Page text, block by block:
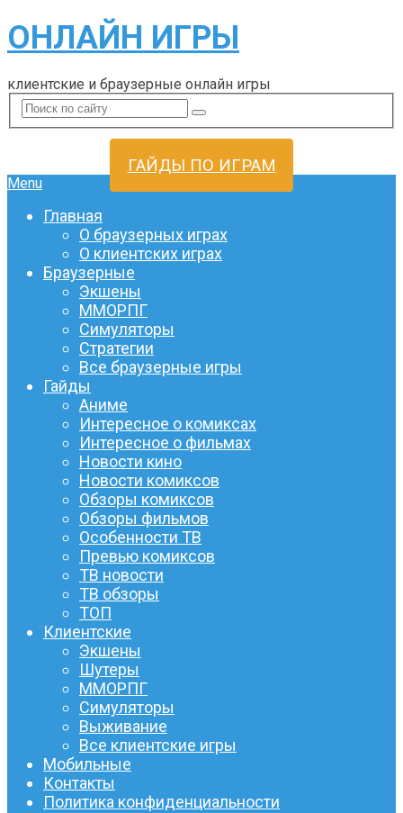
ОНЛАЙН ИГРЫ
клиентские и браузерные онлайн игры
ГАЙДЫ ПО ИГРАМ
Menu
Главная
О браузерных играх
О клиентских играх
Браузерные
Экшены
ММОРПГ
Симуляторы
Стратегии
Все браузерные игры
Гайды
Аниме
Интересное о комиксах
Интересное о фильмах
Новости кино
Новости комиксов
Обзоры комиксов
Обзоры фильмов
Особенности ТВ
Превью комиксов
ТВ новости
ТВ обзоры
ТОП
Клиентские
Экшены
Шутеры
ММОРПГ
Симуляторы
Выживание
Все клиентские игры
Мобильные
Контакты
Политика конфиденциальности